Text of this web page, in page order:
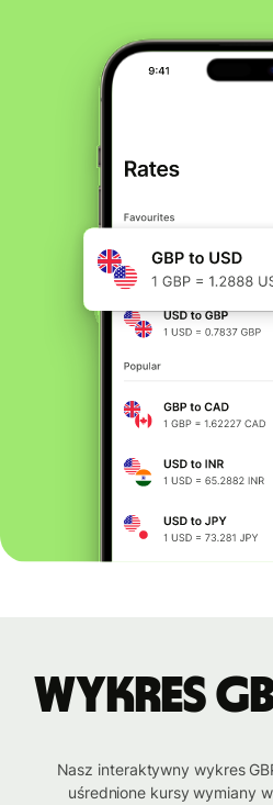
Wykres
Nasz interaktywny wykres
uśrednione kursy wymiany